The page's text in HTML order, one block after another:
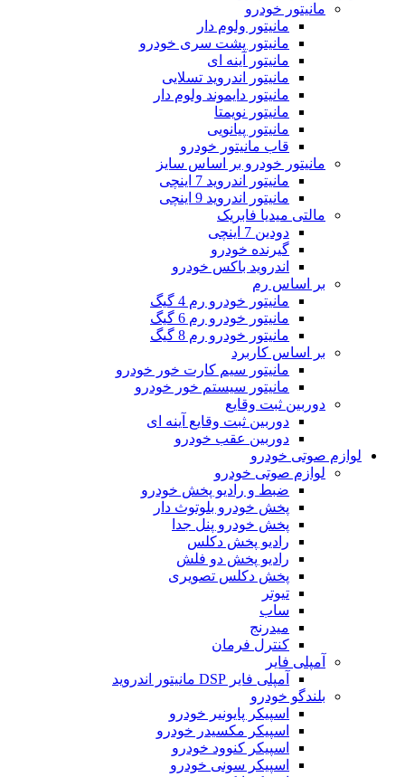
مانیتور خودرو
مانیتور ولوم دار
مانیتور پشت سری خودرو
مانیتور آینه ای
مانیتور اندروید تسلایی
مانیتور دایموند ولوم دار
مانیتور نویمتا
مانیتور پیانویی
قاب مانیتور خودرو
مانیتور خودرو بر اساس سایز
مانیتور اندروید 7 اینچی
مانیتور اندروید 9 اینچی
مالتی میدیا فابریک
دودین 7 اینچی
گیرنده خودرو
اندروید باکس خودرو
بر اساس رم
مانیتور خودرو رم 4 گیگ
مانیتور خودرو رم 6 گیگ
مانیتور خودرو رم 8 گیگ
بر اساس کاربرد
مانیتور سیم کارت خور خودرو
مانیتور سیستم خور خودرو
دوربین ثبت وقایع
دوربین ثبت وقایع آینه ای
دوربین عقب خودرو
لوازم صوتی خودرو
لوازم صوتی خودرو
ضبط و رادیو پخش خودرو
پخش خودرو بلوتوث دار
پخش خودرو پنل جدا
رادیو پخش دکلس
رادیو پخش دو فلش
پخش دکلس تصویری
تیوتر
ساب
میدرنج
کنترل فرمان
آمپلی فایر
آمپلی فایر DSP مانیتور اندروید
بلندگو خودرو
اسپیکر پایونیر خودرو
اسپیکر مکسیدر خودرو
اسپیکر کنوود خودرو
اسپیکر سونی خودرو